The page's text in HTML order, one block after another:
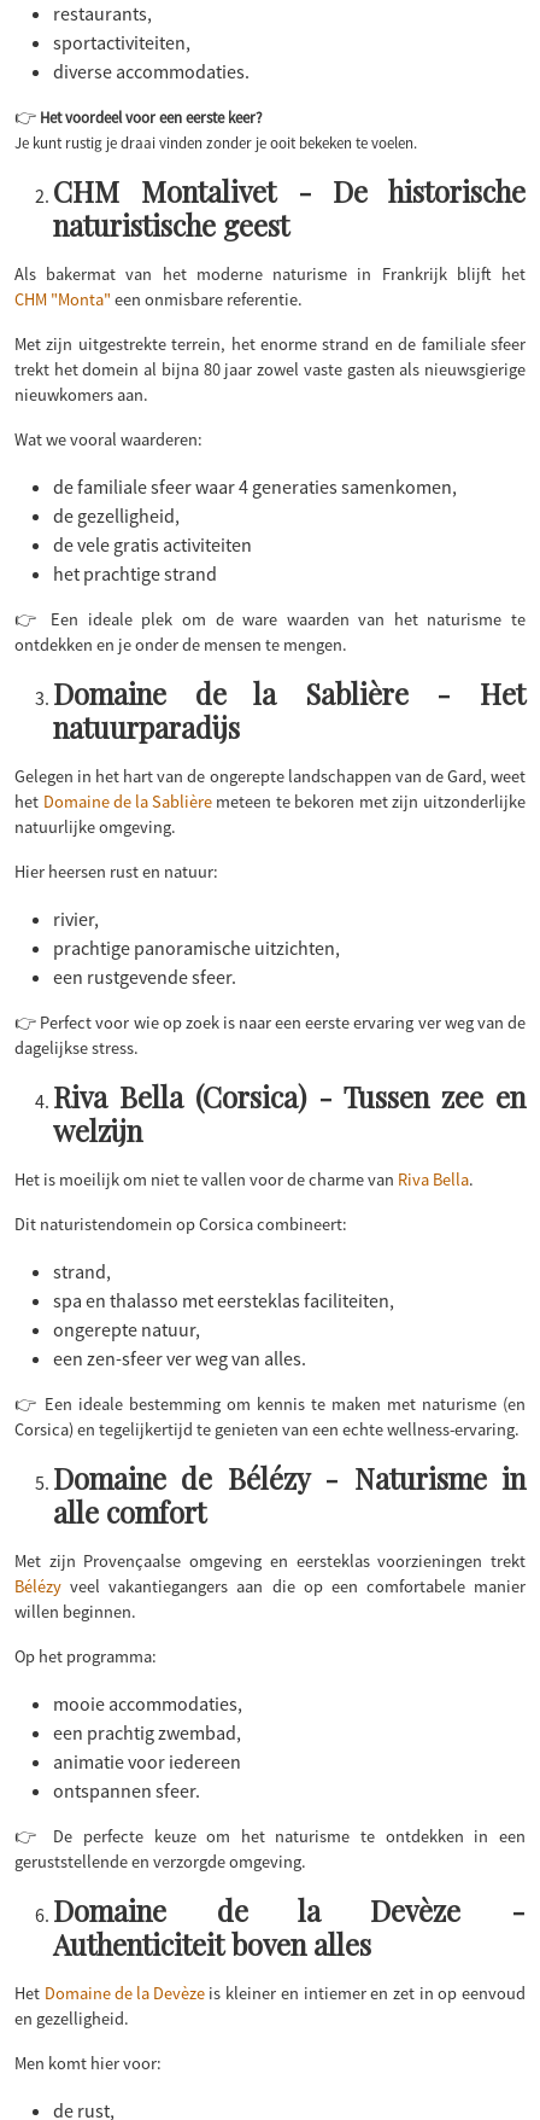
restaurants,
sportactiviteiten,
diverse accommodaties.
👉 Het voordeel voor een eerste keer?
Je kunt rustig je draai vinden zonder je ooit bekeken te voelen.
CHM Montalivet - De historische
naturistische geest
Als bakermat van het moderne naturisme in Frankrijk blijft het
CHM "Monta" een onmisbare referentie.
Met zijn uitgestrekte terrein, het enorme strand en de familiale sfeer
trekt het domein al bijna 80 jaar zowel vaste gasten als nieuwsgierige
nieuwkomers aan.
Wat we vooral waarderen:
de familiale sfeer waar 4 generaties samenkomen,
de gezelligheid,
de vele gratis activiteiten
het prachtige strand
👉 Een ideale plek om de ware waarden van het naturisme te
ontdekken en je onder de mensen te mengen.
Domaine de la Sablière - Het
natuurparadijs
Gelegen in het hart van de ongerepte landschappen van de Gard, weet
het Domaine de la Sablièremeteen te bekoren met zijn uitzonderlijke
natuurlijke omgeving.
Hier heersen rust en natuur:
rivier,
prachtige panoramische uitzichten,
een rustgevende sfeer.
👉 Perfect voor wie op zoek is naar een eerste ervaring ver weg van de
dagelijkse stress.
Riva Bella (Corsica) - Tussen zee en
welzijn
Het is moeilijk om niet te vallen voor de charme van Riva Bella.
Dit naturistendomein op Corsica combineert:
strand,
spa en thalasso met eersteklas faciliteiten,
ongerepte natuur,
een zen-sfeer ver weg van alles.
👉 Een ideale bestemming om kennis te maken met naturisme (en
Corsica) en tegelijkertijd te genieten van een echte wellness-ervaring.
Domaine de Bélézy - Naturisme in
alle comfort
Met zijn Provençaalse omgeving en eersteklas voorzieningen trekt
Bélézy veel vakantiegangers aan die op een comfortabele manier
willen beginnen.
Op het programma:
mooie accommodaties,
een prachtig zwembad,
animatie voor iedereen
ontspannen sfeer.
👉 De perfecte keuze om het naturisme te ontdekken in een
geruststellende en verzorgde omgeving.
Domaine de la Devèze -
Authenticiteit boven alles
Het Domaine de la Devèzeis kleiner en intiemer en zet in op eenvoud
en gezelligheid.
Men komt hier voor:
de rust,